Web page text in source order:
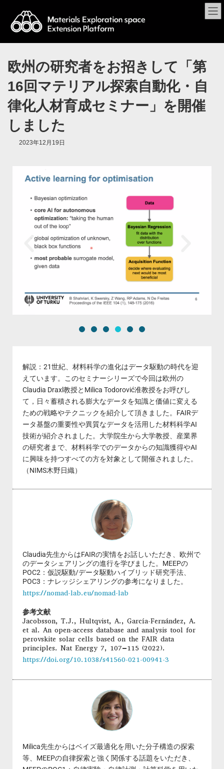
欧州の研究者をお招きして「第
16回マテリアル探索自動化・自
律化人材育成セミナー」を開催
しました
2023年12月19日
解説：21世紀、材料科学の進化はデータ駆動の時代を迎
えています。このセミナーシリーズで今回は欧州の
Claudia Draxl教授とMilica Todorović准教授をお呼びし
て，日々蓄積される膨大なデータを知識と価値に変える
ための戦略やテクニックを紹介して頂きました。FAIRデ
ータ基盤の重要性や異質なデータを活用した材料科学AI
技術が紹介されました。大学院生から大学教授、産業界
の研究者まで、材料科学でのデータからの知識獲得やAI
に興味を持つすべての方を対象として開催されました。
（NIMS木野日織）
Claudia先生からはFAIRの実情をお話しいただき、欧州で
のデータシェアリングの進行を学びました。MEEPの
POC2：仮説駆動/データ駆動ハイブリッド研究手法、
POC3：ナレッジシェアリングの参考になりました。
https://nomad-lab.eu/nomad-lab
参考文献
Jacobsson, T.J., Hultqvist, A., García-Fernández, A.
et al. An open-access database and analysis tool for
perovskite solar cells based on the FAIR data
principles. Nat Energy 7, 107–115 (2022).
https://doi.org/10.1038/s41560-021-00941-3
Milica先生からはベイズ最適化を用いた分子構造の探索
等、MEEPの自律探索と強く関係する話題をいただき、